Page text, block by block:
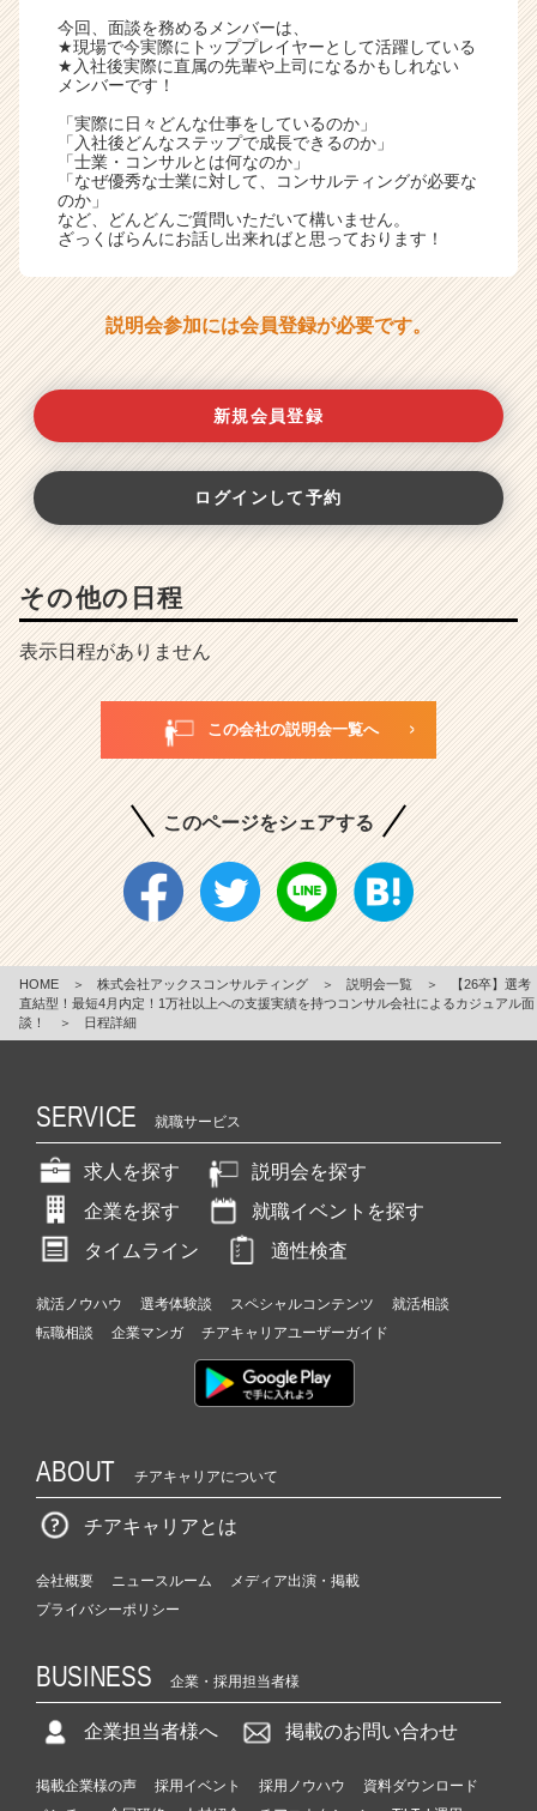
今回、面談を務めるメンバーは、
★現場で今実際にトッププレイヤーとして活躍している
★入社後実際に直属の先輩や上司になるかもしれない
メンバーです！
「実際に日々どんな仕事をしているのか」
「入社後どんなステップで成長できるのか」
「士業・コンサルとは何なのか」
「なぜ優秀な士業に対して、コンサルティングが必要な
のか」
など、どんどんご質問いただいて構いません。
ざっくばらんにお話し出来ればと思っております！
説明会参加には会員登録が必要です。
新規会員登録
ログインして予約
その他の日程
表示日程がありません
この会社の説明会一覧へ
このページをシェアする
HOME ＞ 株式会社アックスコンサルティング ＞ 説明会一覧 ＞
【26卒】選考
直結型！最短4月内定！1万社以上への支援実績を持つコンサル会社によるカジュアル面
談！
＞ 日程詳細
SERVICE 就職サービス
求人を探す
説明会を探す
企業を探す
就職イベントを探す
タイムライン
適性検査
就活ノウハウ 選考体験談 スペシャルコンテンツ
就活相談
転職相談
企業マンガ チアキャリアユーザーガイド
ABOUT チアキャリアについて
チアキャリアとは
会社概要 ニュースルーム
メディア出演・掲載
プライバシーポリシー
BUSINESS 企業・採用担当者様
企業担当者様へ 掲載のお問い合わせ
掲載企業様の声 採用イベント 採用ノウハウ
資料ダウンロード